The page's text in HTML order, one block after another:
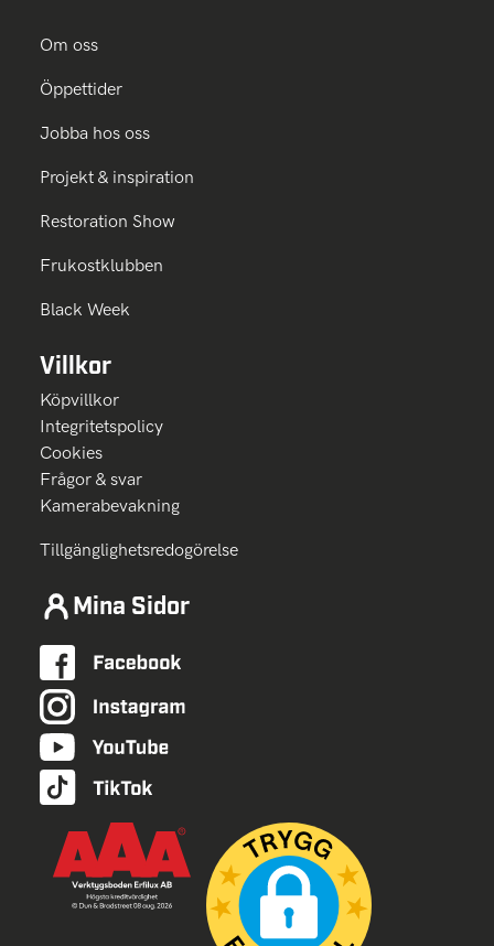
Om oss
Öppettider
Jobba hos oss
Projekt & inspiration
Restoration Show
Frukostklubben
Black Week
Villkor
Köpvillkor
Integritetspolicy
Cookies
Frågor & svar
Kamerabevakning
Tillgänglighetsredogörelse
Mina Sidor